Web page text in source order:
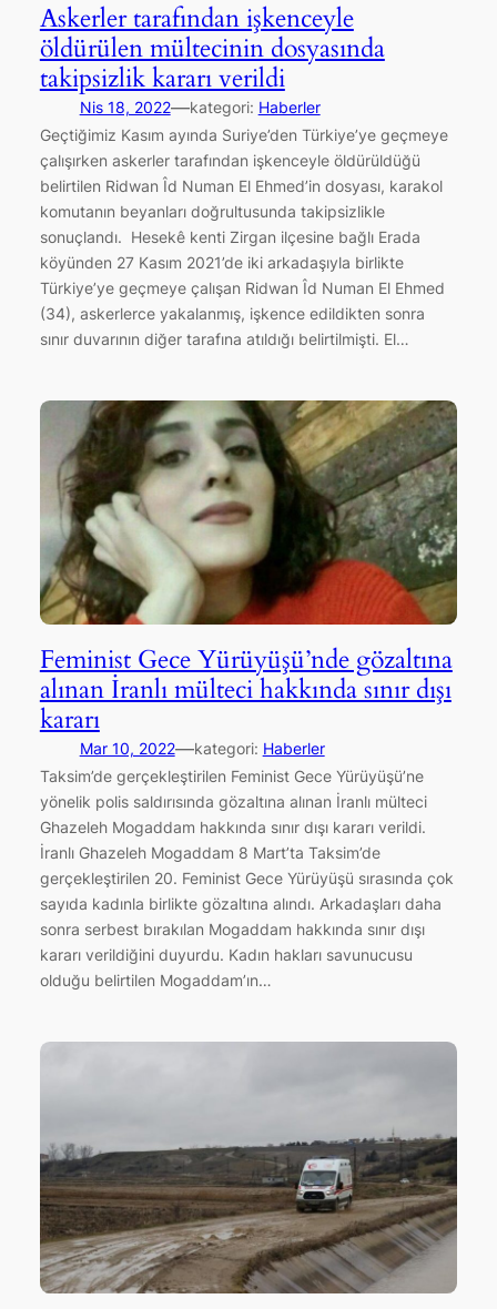
Askerler tarafından işkenceyle
öldürülen mültecinin dosyasında
takipsizlik kararı verildi
Nis 18, 2022—kategori: Haberler
Geçtiğimiz Kasım ayında Suriye’den Türkiye’ye geçmeye
çalışırken askerler tarafından işkenceyle öldürüldüğü
belirtilen Ridwan Îd Numan El Ehmed’in dosyası, karakol
komutanın beyanları doğrultusunda takipsizlikle
sonuçlandı. Hesekê kenti Zirgan ilçesine bağlı Erada
köyünden 27 Kasım 2021’de iki arkadaşıyla birlikte
Türkiye’ye geçmeye çalışan Ridwan Îd Numan El Ehmed
(34), askerlerce yakalanmış, işkence edildikten sonra
sınır duvarının diğer tarafına atıldığı belirtilmişti. El…
Feminist Gece Yürüyüşü’nde gözaltına
alınan İranlı mülteci hakkında sınır dışı
kararı
Mar 10, 2022—kategori: Haberler
Taksim’de gerçekleştirilen Feminist Gece Yürüyüşü’ne
yönelik polis saldırısında gözaltına alınan İranlı mülteci
Ghazeleh Mogaddam hakkında sınır dışı kararı verildi.
İranlı Ghazeleh Mogaddam 8 Mart’ta Taksim’de
gerçekleştirilen 20. Feminist Gece Yürüyüşü sırasında çok
sayıda kadınla birlikte gözaltına alındı. Arkadaşları daha
sonra serbest bırakılan Mogaddam hakkında sınır dışı
kararı verildiğini duyurdu. Kadın hakları savunucusu
olduğu belirtilen Mogaddam’ın…